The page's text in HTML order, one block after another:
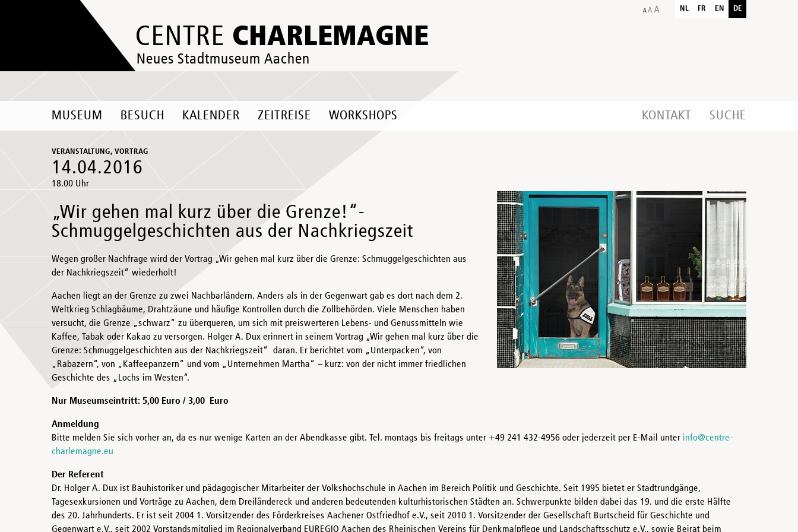
CENTRE CHARLEMAGNE
Neues Stadtmuseum Aachen
NL FR EN DE
MUSEUM BESUCH KALENDER ZEITREISE WORKSHOPS KONTAKT SUCHE
VERANSTALTUNG, VORTRAG
14.04.2016
18.00 Uhr
„Wir gehen mal kurz über die Grenze!“-
Schmuggelgeschichten aus der Nachkriegszeit
Wegen großer Nachfrage wird der Vortrag „Wir gehen mal kurz über die Grenze: Schmuggelgeschichten aus
der Nachkriegszeit“ wiederholt!
Aachen liegt an der Grenze zu zwei Nachbarländern. Anders als in der Gegenwart gab es dort nach dem 2.
Weltkrieg Schlagbäume, Drahtzäune und häufige Kontrollen durch die Zollbehörden. Viele Menschen haben
versucht, die Grenze „schwarz“ zu überqueren, um sich mit preiswerteren Lebens- und Genussmitteln wie
Kaffee, Tabak oder Kakao zu versorgen. Holger A. Dux erinnert in seinem Vortrag „Wir gehen mal kurz über die
Grenze: Schmuggelgeschichten aus der Nachkriegszeit“ daran. Er berichtet vom „Unterpacken“, von
„Rabazern“, von „Kaffeepanzern“ und vom „Unternehmen Martha“ – kurz: von der nicht immer friedlichen
Geschichte des „Lochs im Westen“.
Nur Museumseintritt: 5,00 Euro / 3,00 Euro
Anmeldung
Bitte melden Sie sich vorher an, da es nur wenige Karten an der Abendkasse gibt. Tel. montags bis freitags unter +49 241 432-4956 oder jederzeit per E-Mail unter info@centre-
charlemagne.eu
Der Referent
Dr. Holger A. Dux ist Bauhistoriker und pädagogischer Mitarbeiter der Volkshochschule in Aachen im Bereich Politik und Geschichte. Seit 1995 bietet er Stadtrundgänge,
Tagesexkursionen und Vorträge zu Aachen, dem Dreiländereck und anderen bedeutenden kulturhistorischen Städten an. Schwerpunkte bilden dabei das 19. und die erste Hälfte
des 20. Jahrhunderts. Er ist seit 2004 1. Vorsitzender des Förderkreises Aachener Ostfriedhof e.V., seit 2010 1. Vorsitzender der Gesellschaft Burtscheid für Geschichte und
Gegenwart e.V., seit 2002 Vorstandsmitglied im Regionalverband EUREGIO Aachen des Rheinischen Vereins für Denkmalpflege und Landschaftsschutz e.V., sowie Beirat beim